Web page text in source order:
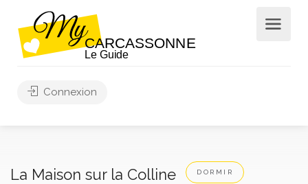
Connexion
La Maison sur la Colline DORMIR